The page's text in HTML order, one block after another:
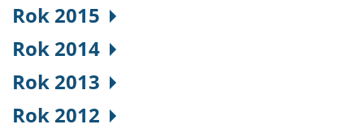
Rok 2015
Rok 2014
Rok 2013
Rok 2012